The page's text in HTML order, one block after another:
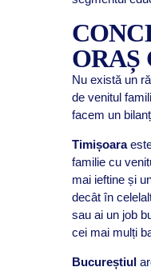
ORAȘ
Nu există un
de venitul
facem un
Timișoara
familie cu
mai ieftine și
decât în
sau ai un job
cei mai mulți
Bucureștiul